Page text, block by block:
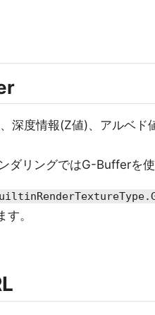
深度情報(Z値)、アルベド
ダリングではG-Bufferを
す。